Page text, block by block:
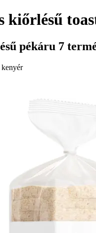
kiőrlésű
pékáru 7